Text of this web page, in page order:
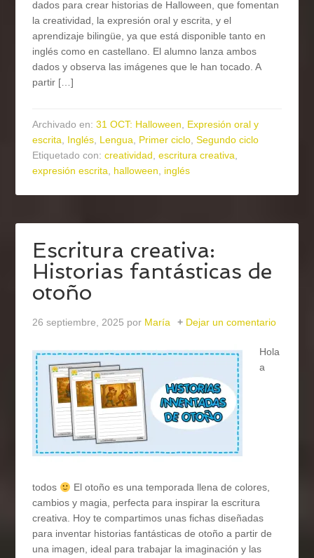
dados para crear historias de Halloween, que fomentan
la creatividad, la expresión oral y escrita, y el
aprendizaje bilingüe, ya que está disponible tanto en
inglés como en castellano. El alumno lanza ambos
dados y observa las imágenes que le han tocado. A
partir […]
Archivado en:31 OCT: Halloween, Expresión oral y
escrita, Inglés, Lengua, Primer ciclo,Segundo ciclo
Etiquetado con:creatividad,escritura creativa,
expresión escrita, halloween, inglés
Escritura creativa:
Historias fantásticas de
otoño
26 septiembre, 2025 por María Dejar un comentario
Hola
a
todos
El otoño es una temporada llena de colores,
cambios y magia, perfecta para inspirar la escritura
creativa. Hoy te compartimos unas fichas diseñadas
para inventar historias fantásticas de otoño a partir de
una imagen, ideal para trabajar la imaginación y las